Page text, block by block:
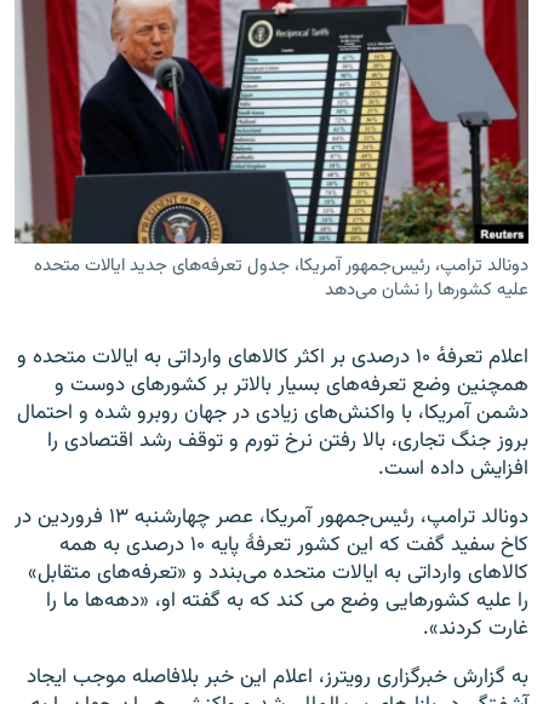
به ما بپیوندید
زبان‌های دیگر
دونالد ترامپ، رئیس‌جمهور آمریکا، جدول تعرفه‌های جدید ایالات متحده
علیه کشورها را نشان می‌دهد
اعلام تعرفه‌ٔ ۱۰ درصدی بر اکثر کالاهای وارداتی به ایالات متحده و
همچنین وضع تعرفه‌های بسیار بالاتر بر کشورهای دوست و
دشمن آمریکا، با واکنش‌های زیادی در جهان روبرو شده و احتمال
بروز جنگ تجاری، بالا رفتن نرخ تورم و توقف رشد اقتصادی را
افزایش داده است.
دونالد ترامپ، رئیس‌جمهور آمریکا، عصر چهارشنبه ۱۳ فروردین در
کاخ سفید گفت که این کشور تعرفهٔ پایه ۱۰ درصدی به همه
کالاهای وارداتی به ایالات متحده می‌بندد و «تعرفه‌های متقابل»
را علیه کشورهایی وضع می کند که به گفته او، «دهه‌ها ما را
غارت کردند».
به گزارش خبرگزاری رویترز، اعلام این خبر بلافاصله موجب ایجاد